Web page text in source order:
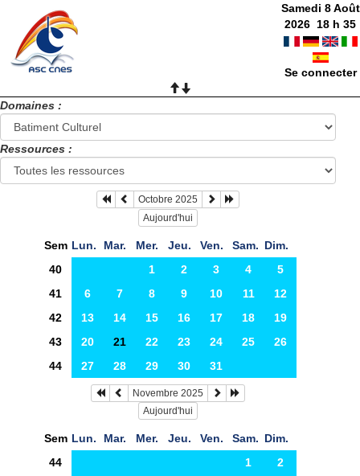
Samedi 8 Août
2026 18 h35
Se connecter
Domaines :
Ressources :
Octobre 2025
Aujourd'hui
Sem Lun. Mar. Mer. Jeu. Ven. Sam. Dim.
40
1 2 3 4
5
41
6 7 8 9 10 11
12
42
13 14 15 16 17 18
19
43
20 21 22 23 24 25
26
44
27 28 29 30 31
Novembre 2025
Aujourd'hui
Sem Lun. Mar. Mer. Jeu. Ven. Sam. Dim.
44
1
2